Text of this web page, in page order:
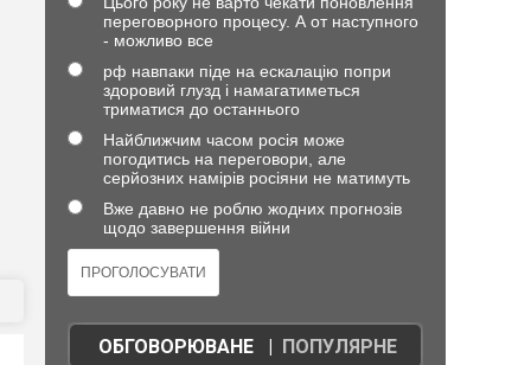
переговорного процесу. А от наступного
- можливо все
рф навпаки піде на ескалацію попри
здоровий глузд і намагатиметься
триматися до останнього
Найближчим часом росія може
погодитись на переговори, але
серйозних намірів росіяни не матимуть
Вже давно не роблю жодних прогнозів
щодо завершення війни
ОБГОВОРЮВАНЕ| ПОПУЛЯРНЕ